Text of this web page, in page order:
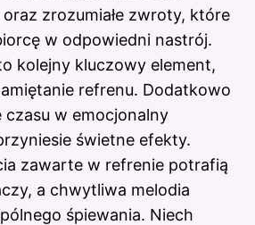
zrozumiałe zwroty, które
w odpowiedni nastrój.
kolejny kluczowy element,
refrenu. Dodatkowo
w emocjonalny
świetne efekty.
zawarte w refrenie potrafią
a chwytliwa melodia
śpiewania. Niech